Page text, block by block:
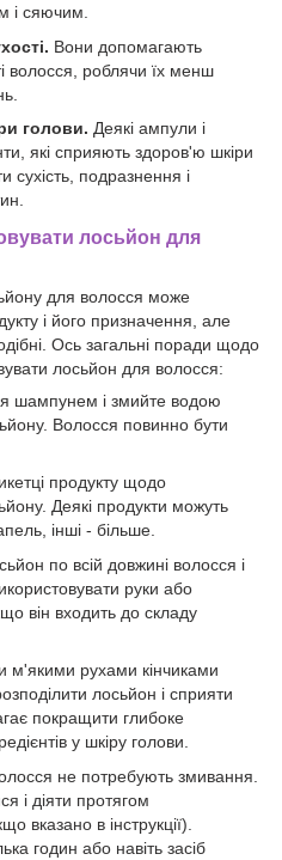
і сяючим.
Вони допомагають
волосся, роблячи їх менш
голови. Деякі ампули і
які сприяють здоров'ю шкіри
сухість, подразнення і
лосьйон для
для волосся може
і його призначення, але
Ось загальні поради щодо
лосьйон для волосся:
шампунем і змийте водою
Волосся повинно бути
продукту щодо
Деякі продукти можуть
інші - більше.
по всій довжині волосся і
руки або
він входить до складу
м'якими рухами кінчиками
лосьйон і сприяти
покращити глибоке
у шкіру голови.
не потребують змивання.
і діяти протягом
вказано в інструкції).
годин або навіть засіб